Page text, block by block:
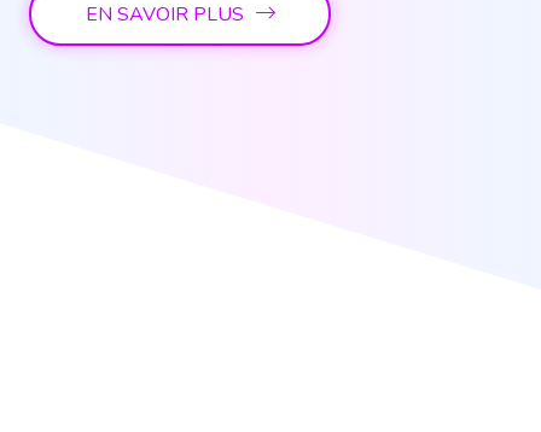
EN SAVOIR PLUS